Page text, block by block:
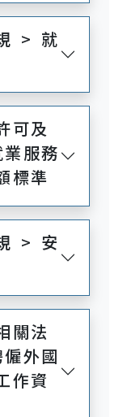
> 就
可及
服務
標準
> 安
關法
外國
作資